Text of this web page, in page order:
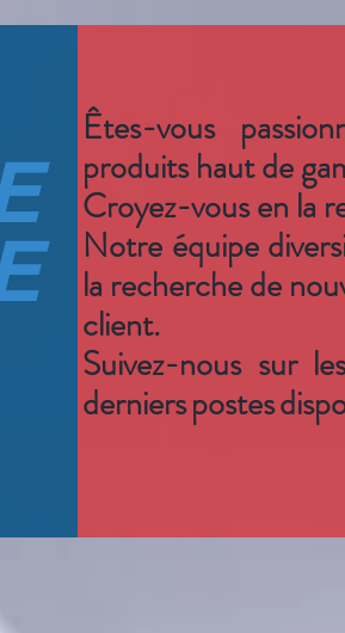
Êtes-vous
produits haut de
Croyez-vous en la
Notre équipe
la recherche de
client.
Suivez-nous sur
dernierspostes